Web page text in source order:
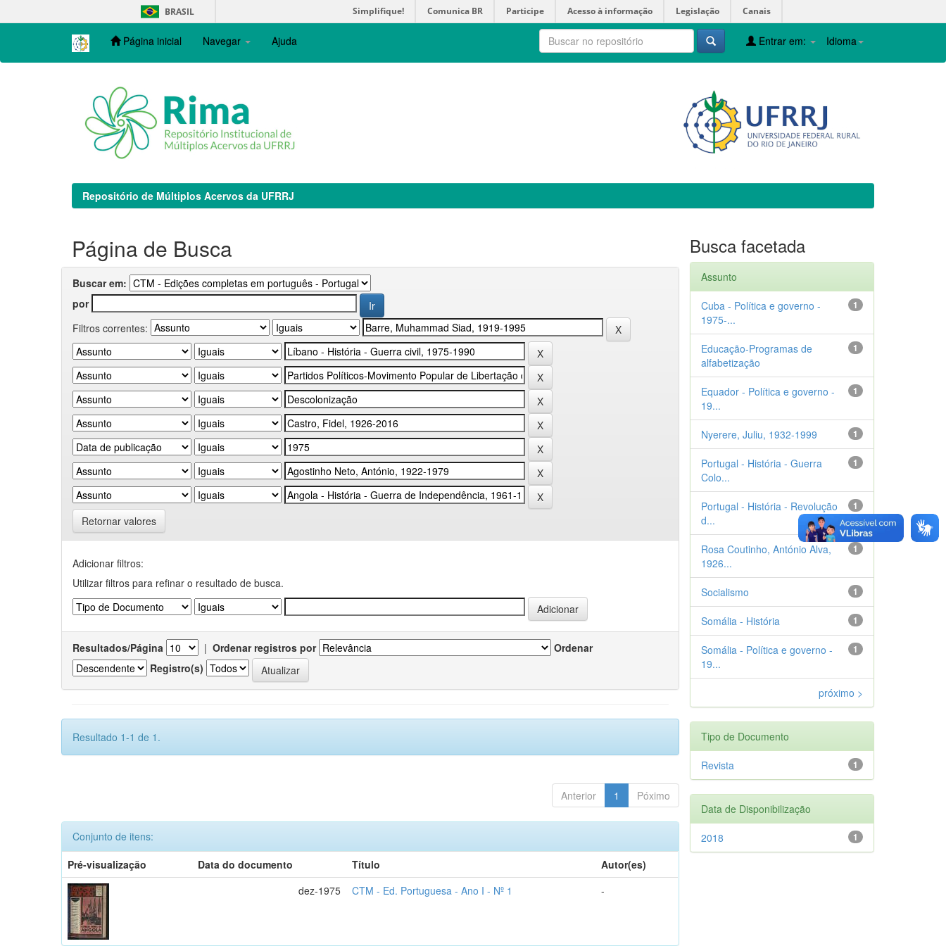
navigation
BRASIL Simplifique! Comunica BR Participe Acesso à informação Legislação Canais
Página inicial Navegar Ajuda Idioma
Entrar em:
Repositório de Múltiplos Acervos da UFRRJ
Página de Busca
Buscar em:
por
Filtros correntes:
Retornar valores
Adicionar filtros:
Utilizar filtros para refinar o resultado de busca.
Resultados/Página | Ordenar registros por
Ordenar
Registro(s)
Resultado 1-1 de 1.
Anterior 1 Póximo
Conjunto de itens:
Pré-visualização
Data do documento Título
Autor(es)
dez-1975
CTM - Ed. Portuguesa - Ano I - Nº 1 -
Busca facetada
Assunto
1
Cuba - Política e governo -
1975-...
1
Educação-Programas de
alfabetização
1
Equador - Política e governo -
19...
1
Nyerere, Juliu, 1932-1999
1
Portugal - História - Guerra
Colo...
1
Portugal - História - Revolução
d...
1
Rosa Coutinho, António Alva,
1926...
1
Socialismo
1
Somália - História
1
Somália - Política e governo -
19...
próximo >
Tipo de Documento
1
Revista
Data de Disponibilização
1
2018